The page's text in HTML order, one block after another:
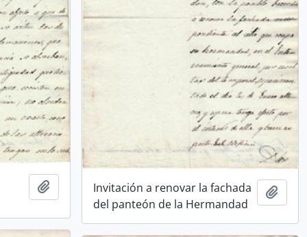
Añadir al portapapeles
Invitación a renovar la fachada
del panteón de la Hermandad